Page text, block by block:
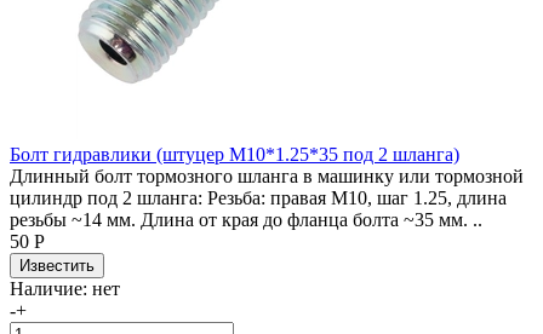
Болт гидравлики (штуцер М10*1.25*35 под 2 шланга)
Длинный болт тормозного шланга в машинку или тормозной
цилиндр под 2 шланга: Резьба: правая М10, шаг 1.25, длина
резьбы ~14 мм. Длина от края до фланца болта ~35 мм. ..
50 Р
Наличие: нет
-+